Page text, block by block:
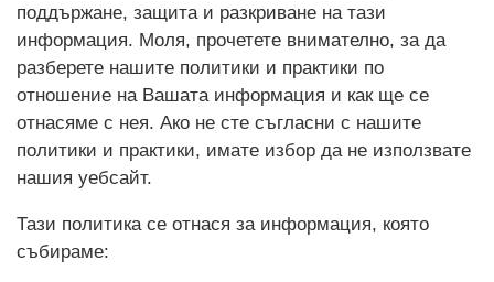
поддържане, защита и разкриване на тази
информация. Моля, прочетете внимателно, за да
разберете нашите политики и практики по
отношение на Вашата информация и как ще се
отнасяме с нея. Ако не сте съгласни с нашите
политики и практики, имате избор да не използвате
нашия уебсайт.
Тази политика се отнася за информация, която
събираме: